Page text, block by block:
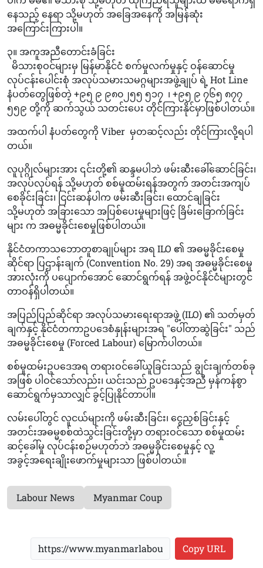
နေသည့် နေရာ သို့မဟုတ် အခြေအနေကို အမြန်ဆုံး
အကြောင်းကြားပါ။
၃။ အကူအညီတောင်းခံခြင်း
မိသားစုဝင်များမှ မြန်မာနိုင်ငံ စက်မှုလက်မှုနှင့် ဝန်ဆောင်မှု
လုပ်ငန်းပေါင်းစုံ အလုပ်သမားသမဂ္ဂများအဖွဲ့ချုပ် ရဲ့ Hot Line
နံပတ်တွေဖြစ်တဲ့ +၉၅ ၉ ၉၈၀၂၅၅ ၅၁၇ ၊ +၉၅ ၉ ၇၆၅ ၈၇၇
၅၅၉ တို့ကို ဆက်သွယ် သတင်းပေး တိုင်ကြားနိုင်မှာဖြစ်ပါတယ်။
အထက်ပါ နံပတ်တွေကို Viber မှတဆင့်လည်း တိုင်ကြားလို့ရပါ
တယ်။
လူပုဂ္ဂိုလ်များအား ၎င်းတို့၏ ဆန္ဒမပါဘဲ ဖမ်းဆီးခေါ်ဆောင်ခြင်း၊
အလုပ်လုပ်ရန် သို့မဟုတ် စစ်မှုထမ်းရန်အတွက် အတင်းအကျပ်
စေခိုင်းခြင်း၊ ငြင်းဆန်ပါက ဖမ်းဆီးခြင်း၊ ထောင်ချခြင်း
သို့မဟုတ် အခြားသော အပြစ်ပေးမှုများဖြင့် ခြိမ်းခြောက်ခြင်း
များ က အဓမ္မခိုင်းစေမှုဖြစ်ပါတယ်။
နိုင်ငံတကာသဘောတူစာချုပ်များ အရ ILO ၏ အဓမ္မခိုင်းစေမှု
ဆိုင်ရာ ပြဌာန်းချက် (Convention No. 29) အရ အဓမ္မခိုင်းစေမှု
အားလုံးကို ပပျောက်အောင် ဆောင်ရွက်ရန် အဖွဲ့ဝင်နိုင်ငံများတွင်
တာဝန်ရှိပါတယ်။
အပြည်ပြည်ဆိုင်ရာ အလုပ်သမားရေးရာအဖွဲ့ (ILO) ၏ သတ်မှတ်
ချက်နှင့် နိုင်ငံတကာဥပဒေစံနှုန်းများအရ "ပေါ်တာဆွဲခြင်း" သည်
အဓမ္မခိုင်းစေမှု (Forced Labour) မြောက်ပါတယ်။
စစ်မှုထမ်းဥပဒေအရ တရားဝင်ခေါ်ယူခြင်းသည် ချွင်းချက်တစ်ခု
အဖြစ် ပါဝင်သော်လည်း၊ ယင်းသည် ဥပဒေနှင့်အညီ မှန်ကန်စွာ
ဆောင်ရွက်မှသာလျှင် ခွင့်ပြုနိုင်တာပါ။
လမ်းပေါ်တွင် လူငယ်များကို ဖမ်းဆီးခြင်း၊ ငွေညှစ်ခြင်းနှင့်
အတင်းအဓမ္မစစ်ထဲသွင်းခြင်းတို့မှာ တရားဝင်သော စစ်မှုထမ်း
ဆင့်ခေါ်မှု လုပ်ငန်းစဉ်မဟုတ်ဘဲ အဓမ္မခိုင်းစေမှုနှင့် လူ့
အခွင့်အရေးချိုးဖောက်မှုများသာ ဖြစ်ပါတယ်။
Labour News Myanmar Coup
Copy URL